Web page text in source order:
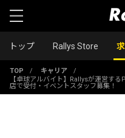
トップ Rallys Store
TOP / キャリア
/
【卓球アルバイト】Rallysが運営す
店で受付・イベントスタッフ募集！